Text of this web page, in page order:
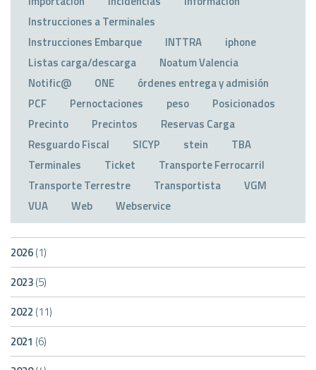
Instrucciones a Terminales
Instrucciones Embarque
INTTRA
iphone
Listas carga/descarga
Noatum Valencia
Notific@
ONE
órdenes entrega y admisión
PCF
Pernoctaciones peso
Posicionados
Precinto
Precintos
Reservas Carga
Resguardo Fiscal
SICYP stein
TBA
Terminales
Ticket
Transporte Ferrocarril
Transporte Terrestre
Transportista
VGM
VUA
Web Webservice
2026(1)
2023(5)
2022 (11)
2021 (6)